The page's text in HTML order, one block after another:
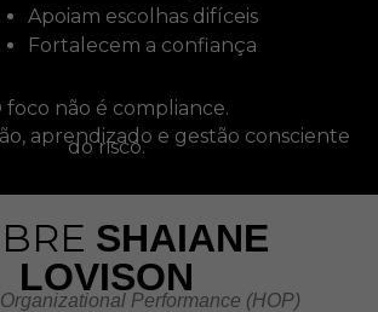
Apoiam escolhas difíceis
Fortalecem a confiança
foco não é compliance.
aprendizado e gestão consciente
do risco.
SHAIANE
LOVISON
Performance (HOP)